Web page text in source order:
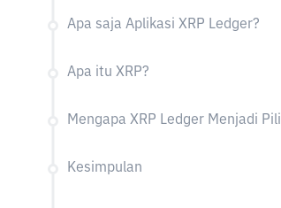
Apa saja Aplikasi XRP Ledger?
Apa itu XRP?
Mengapa XRP Ledger Menjadi
Kesimpulan